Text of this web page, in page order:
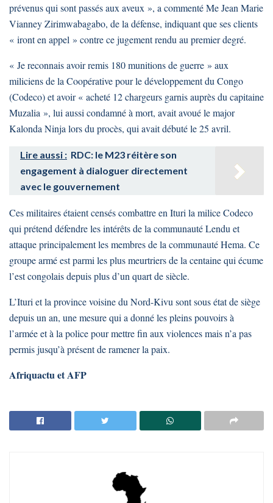
prévenus qui sont passés aux aveux », a commenté Me Jean Marie
Vianney Zirimwabagabo, de la défense, indiquant que ses clients
« iront en appel » contre ce jugement rendu au premier degré.
« Je reconnais avoir remis 180 munitions de guerre » aux
miliciens de la Coopérative pour le développement du Congo
(Codeco) et avoir « acheté 12 chargeurs garnis auprès du capitaine
Muzalia », lui aussi condamné à mort, avait avoué le major
Kalonda Ninja lors du procès, qui avait débuté le 25 avril.
Lire aussi : RDC: le M23 réitère son
engagement à dialoguer directement
avec le gouvernement
Ces militaires étaient censés combattre en Ituri la milice Codeco
qui prétend défendre les intérêts de la communauté Lendu et
attaque principalement les membres de la communauté Hema. Ce
groupe armé est parmi les plus meurtriers de la centaine qui écume
l’est congolais depuis plus d’un quart de siècle.
L’Ituri et la province voisine du Nord-Kivu sont sous état de siège
depuis un an, une mesure qui a donné les pleins pouvoirs à
l’armée et à la police pour mettre fin aux violences mais n’a pas
permis jusqu’à présent de ramener la paix.
Afriquactu et AFP